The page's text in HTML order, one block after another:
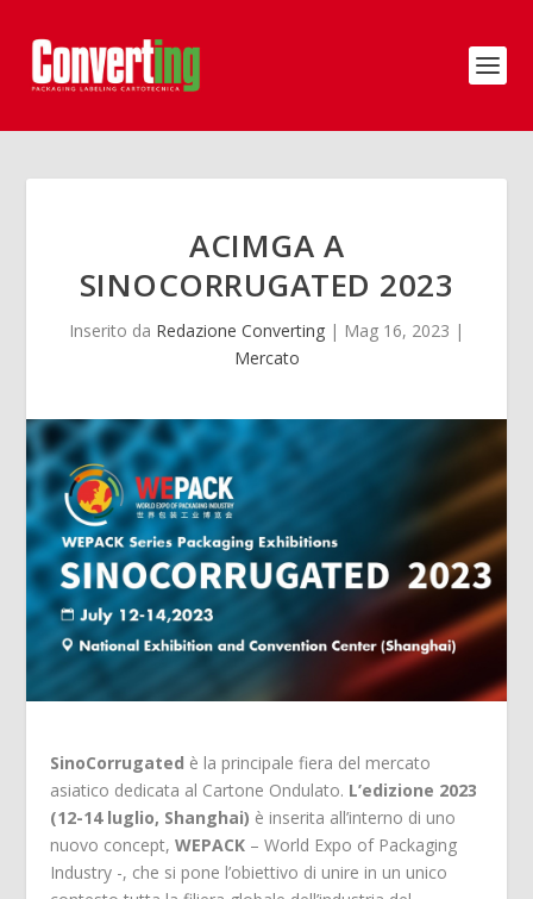
ACIMGA A
SINOCORRUGATED 2023
Inserito da Redazione Converting | Mag 16, 2023 |
Mercato
SinoCorrugated è la principale fiera del mercato
asiatico dedicata al Cartone Ondulato. L’edizione 2023
(12-14 luglio, Shanghai) è inserita all’interno di uno
nuovo concept,WEPACK – World Expo of Packaging
Industry -, che si pone l’obiettivo di unire in un unico